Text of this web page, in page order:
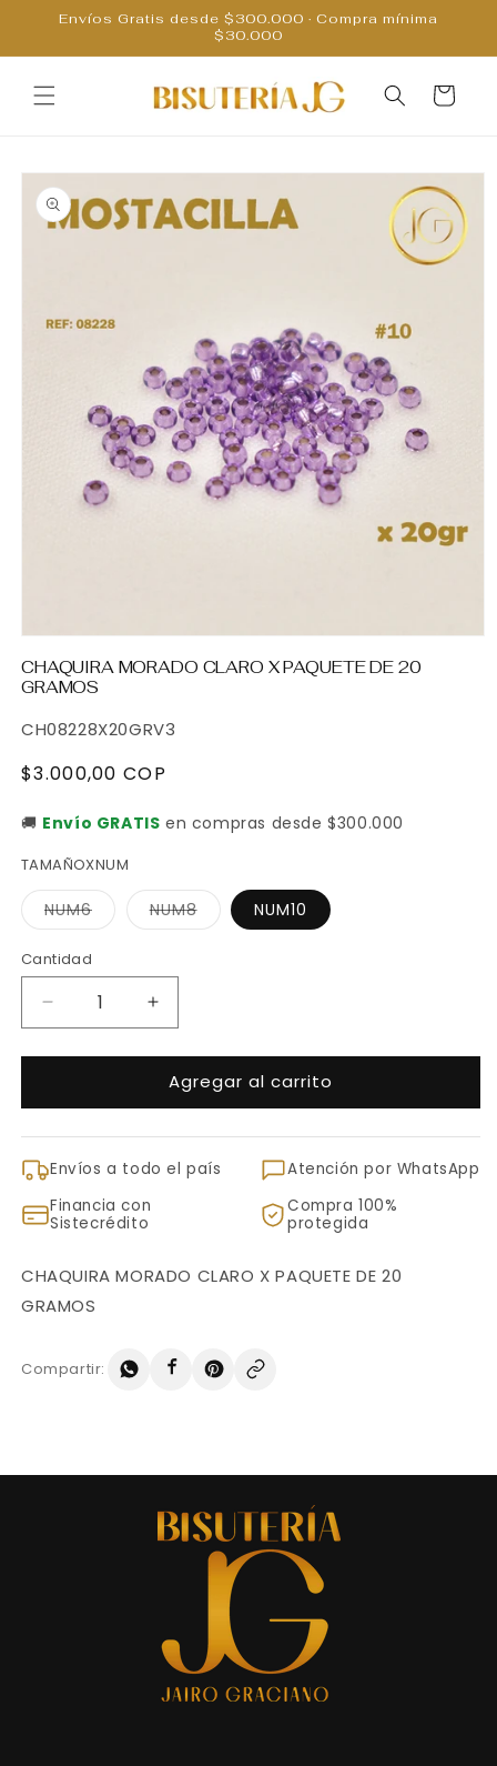
directamente
Envíos Gratis desde $300.000 · Compra mínima
$30.000
Carrito
directamente
información
del producto
elemento
multimedia
1
una
CHAQUIRA MORADO CLARO X PAQUETE DE 20
GRAMOS
SKU:
CH08228X20GRV3
Precio
$3.000,00 COP
🚚 Envío GRATIS en compras desde $300.000
TAMAÑOXNUM
NUM6Variante
agotada
NUM8Variante
agotada
NUM10
Cantidad
Cantidad
Reducir
cantidad
para
MORADO
PAQUETE
DE
20
Aumentar
cantidad
para
CHAQUIRA
MORADO
PAQUETE
Agregar al carrito
Envíos a todo el país
Atención por WhatsApp
Financia con
Sistecrédito
Compra 100%
protegida
CHAQUIRA MORADO CLARO X PAQUETE DE 20
GRAMOS
Compartir: